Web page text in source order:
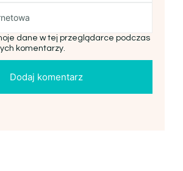
dane w tej przeglądarce podczas
komentarzy.